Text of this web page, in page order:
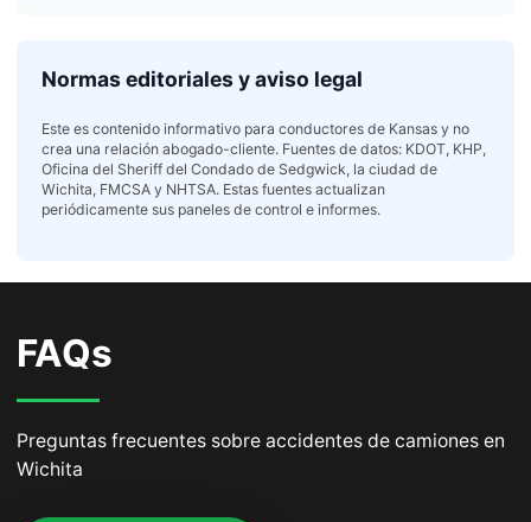
Normas editoriales y aviso legal
Este es contenido informativo para conductores de Kansas y no
crea una relación abogado-cliente. Fuentes de datos: KDOT, KHP,
Oficina del Sheriff del Condado de Sedgwick, la ciudad de
Wichita, FMCSA y NHTSA. Estas fuentes actualizan
periódicamente sus paneles de control e informes.
FAQs
Preguntas frecuentes sobre accidentes de camiones en
Wichita